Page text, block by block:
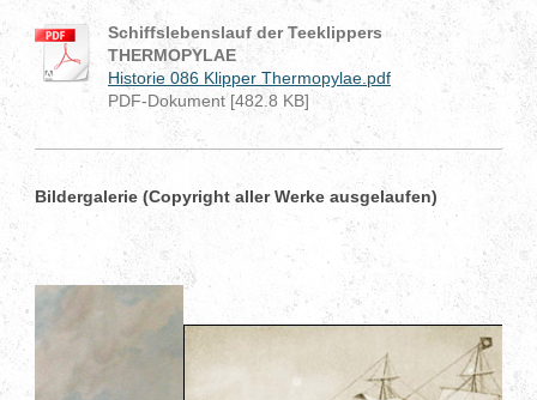
Schiffslebenslauf der Teeklippers
THERMOPYLAE
Historie 086 Klipper Thermopylae.pdf
PDF-Dokument [482.8 KB]
Bildergalerie (Copyright aller Werke ausgelaufen)